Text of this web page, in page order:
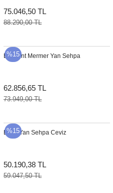
75.046,50 TL
88.290,00 TL
%15
Element Mermer Yan Sehpa
62.856,65 TL
73.949,00 TL
%15
Enzo Yan Sehpa Ceviz
50.190,38 TL
59.047,50 TL